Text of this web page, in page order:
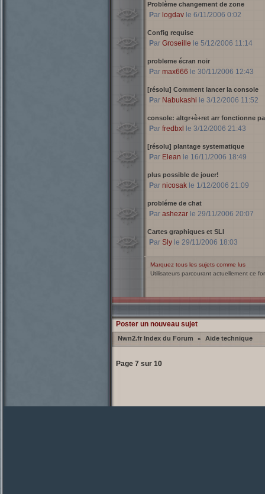
Problème changement de zone
Par logdavle 6/11/2006 0:02
Config requise
Par Groseille le 5/12/2006 11:14
probleme écran noir
Par max666 le 30/11/2006 12:43
[résolu] Comment lancer la console
Par Nabukashi le 3/12/2006 11:52
console: altgr+è+ret arr fonctionne
Par fredbxl le 3/12/2006 21:43
[résolu] plantage systematique
Par Elean le 16/11/2006 18:49
plus possible de jouer!
Par nicosakle 1/12/2006 21:09
probléme de chat
Par ashezarle 29/11/2006 20:07
Cartes graphiques et SLI
Par Slyle 29/11/2006 18:03
Marquez tous les sujets comme lus
Utilisateurs parcourant actuellement ce
Poster un nouveau sujet
Nwn2.fr Index du Forum » Aide technique
Page 7sur 10